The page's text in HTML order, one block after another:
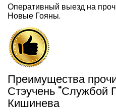
Оперативный выезд на
Новые Гояны.
Преимущества
Стэучень "Службой
Кишинева